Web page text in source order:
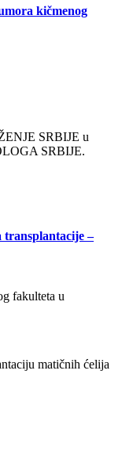
kičmenog
SRBIJE u
SRBIJE.
transplantacije –
fakulteta u
matičnih ćelija